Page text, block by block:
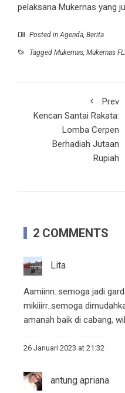
pelaksana Mukernas yang
Posted inAgenda, Berita
Tagged Mukernas, Mukernas
Prev
Kencan Santai Rakata:
Lomba Cerpen
Berhadiah Jutaan
Rupiah
2 COMMENTS
Lita
Aamiinn..semoga jadi
mikiiirr..semoga
amanah baik di cabang,
26 Januari 2023 at 21:32
antung apriana